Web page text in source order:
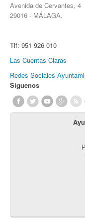
Avenida de Cervantes, 4
29016 - MÁLAGA.
Tlf: 951 926 010
Las Cuentas Claras
Redes Sociales
Síguenos